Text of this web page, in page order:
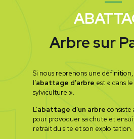
Arbre sur
Si nous reprenons une définition,
l’abattage d’arbre est « dans
sylviculture ».
L’abattage d’un arbre consiste
pour provoquer sa chute et
retrait du site et son exploitation.